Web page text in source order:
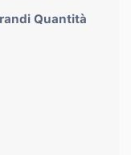
Quantità